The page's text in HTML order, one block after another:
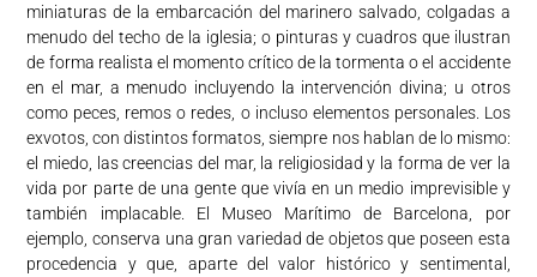
miniaturas de la embarcación del marinero salvado, colgadas a
menudo del techo de la iglesia; o pinturas y cuadros que ilustran
de forma realista el momento crítico de la tormenta o el accidente
en el mar, a menudo incluyendo la intervención divina; u otros
como peces, remos o redes, o incluso elementos personales. Los
exvotos, con distintos formatos, siempre nos hablan de lo mismo:
el miedo, las creencias del mar, la religiosidad y la forma de ver la
vida por parte de una gente que vivía en un medio imprevisible y
también implacable. El Museo Marítimo de Barcelona, por
ejemplo, conserva una gran variedad de objetos que poseen esta
procedencia y que, aparte del valor histórico y sentimental,